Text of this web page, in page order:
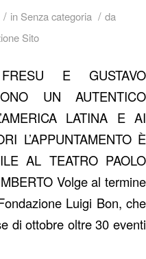
/ in Senza categoria / da
Sito
E GUSTAVO
UN AUTENTICO
LATINA E AI
L’APPUNTAMENTO È
AL TEATRO PAOLO
Volge al termine
Luigi Bon, che
di ottobre oltre 30 eventi